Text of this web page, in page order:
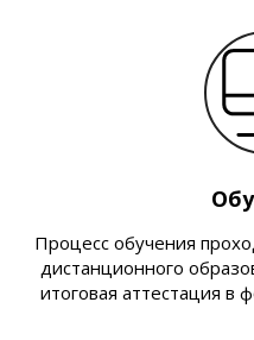
Процесс обучения
дистанционного
итоговая аттестация в